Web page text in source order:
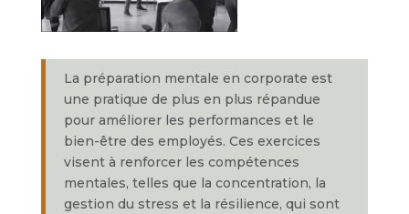
La préparation mentale en corporate est
une pratique de plus en plus répandue
pour améliorer les performances et le
bien-être des employés. Ces exercices
visent à renforcer les compétences
mentales, telles que la concentration, la
gestion du stress et la résilience, qui sont